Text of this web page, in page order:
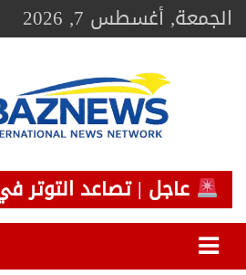
Skip
toالجمعة, أغسطس 7, 2026
BAZNEWS
شبكة باز الإخبارية
عاجل | تصاعد التوتر